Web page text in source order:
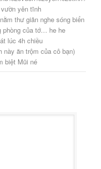
yên tĩnh
thư giãn nghe sóng biển
phòng của tớ… he he
lúc 4h chiều
này ăn trộm của cô bạn)
biệt Mũi né